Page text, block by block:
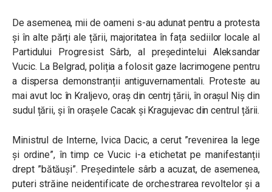
De asemenea, mii de oameni s-au adunat pentru a protesta
și în alte părți ale țării, majoritatea în fața sediilor locale al
Partidului Progresist Sârb, al președintelui Aleksandar
Vucic. La Belgrad, poliția a folosit gaze lacrimogene pentru
a dispersa demonstranții antiguvernamentali. Proteste au
mai avut loc în Kraljevo, oraș din centrj țării, în orașul Niș din
sudul țării, și în orașele Cacak și Kragujevac din centrul țării.
Ministrul de Interne, Ivica Dacic, a cerut ”revenirea la lege
și ordine”, în timp ce Vucic i-a etichetat pe manifestanții
drept ”bătăuși”. Președintele sârb a acuzat, de asemenea,
puteri străine neidentificate de orchestrarea revoltelor şi a